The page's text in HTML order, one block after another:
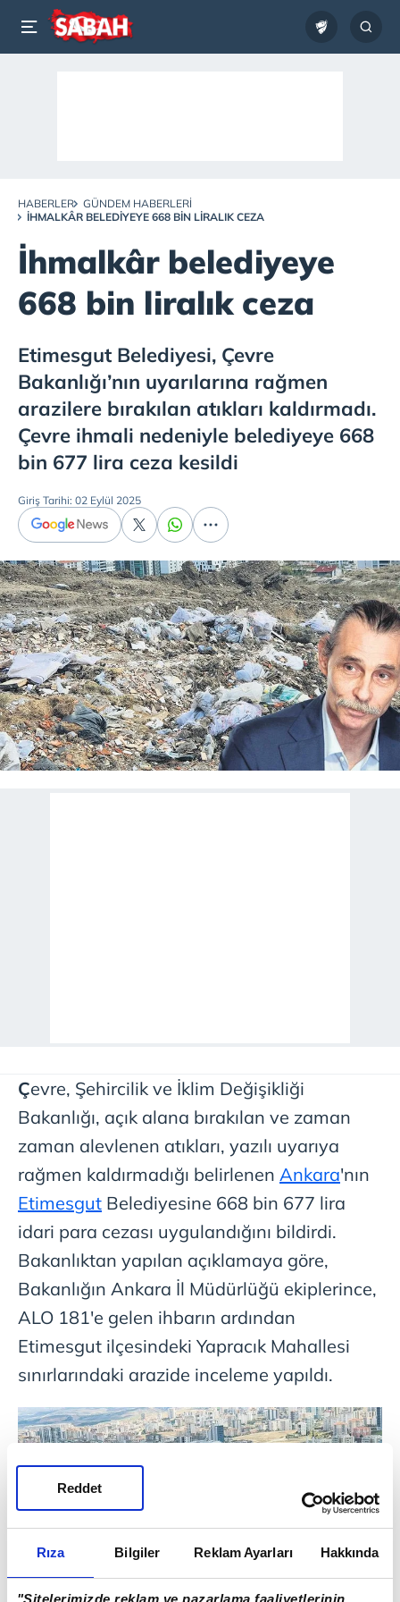
Rıza Bilgiler Reklam Ayarları Hakkında
"Sitelerimizde reklam ve pazarlama faaliyetlerinin
Reddet
HABERLER
GÜNDEM HABERLERI
İHMALKÂR BELEDIYEYE 668 BIN LIRALIK CEZA
İhmalkâr belediyeye
668 bin liralık ceza
Etimesgut Belediyesi, Çevre
Bakanlığı’nın uyarılarına rağmen
arazilere bırakılan atıkları kaldırmadı.
Çevre ihmali nedeniyle belediyeye 668
bin 677 lira ceza kesildi
Giriş Tarihi: 02 Eylül 2025
Çevre, Şehircilik ve İklim Değişikliği
Bakanlığı, açık alana bırakılan ve zaman
zaman alevlenen atıkları, yazılı uyarıya
rağmen kaldırmadığı belirlenen Ankara'nın
Etimesgut Belediyesine 668 bin 677 lira
idari para cezası uygulandığını bildirdi.
Bakanlıktan yapılan açıklamaya göre,
Bakanlığın Ankara İl Müdürlüğü ekiplerince,
ALO 181'e gelen ihbarın ardından
Etimesgut ilçesindeki Yapracık Mahallesi
sınırlarındaki arazide inceleme yapıldı.